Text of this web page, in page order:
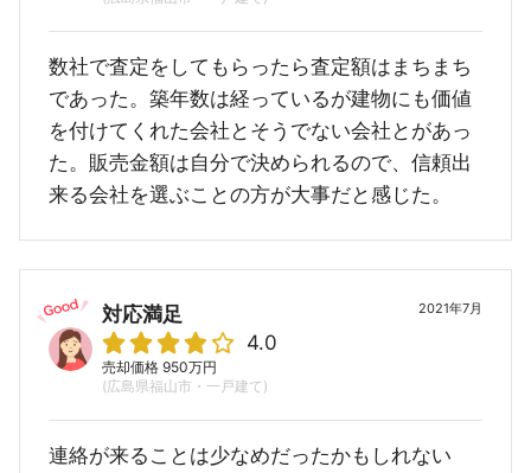
数社で査定をしてもらったら査定額はまちまち
であった。築年数は経っているが建物にも価値
を付けてくれた会社とそうでない会社とがあっ
た。販売金額は自分で決められるので、信頼出
来る会社を選ぶことの方が大事だと感じた。
2021年7月
対応満足
4.0
売却価格 950万円
(広島県福山市・一戸建て)
連絡が来ることは少なめだったかもしれない